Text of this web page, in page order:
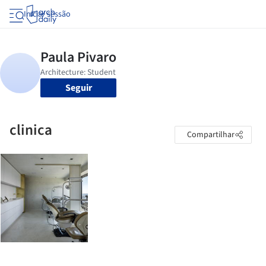
Iniciar sessão
Seguir
clinica Compartilhar